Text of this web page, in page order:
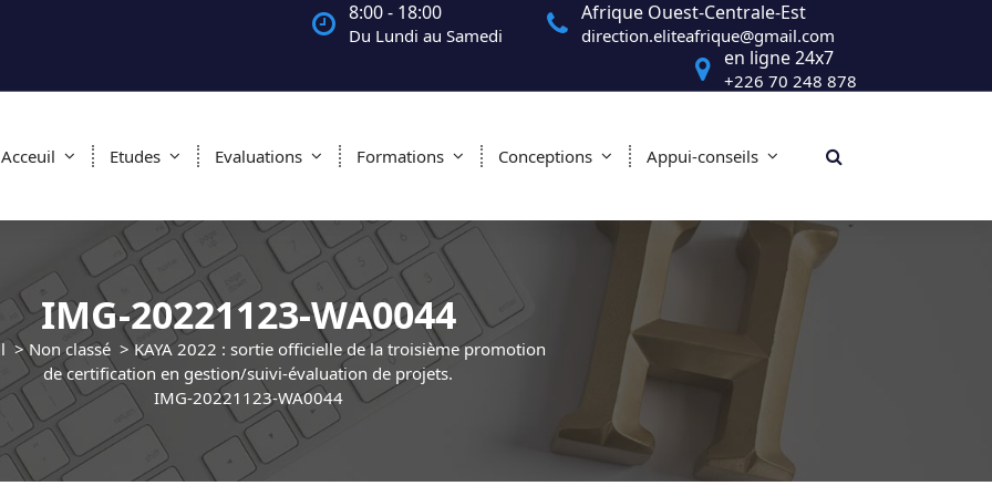
8:00 - 18:00
Du Lundi au Samedi
Afrique Ouest-Centrale-Est
direction.eliteafrique@gmail.com
en ligne 24x7
+226 70 248 878
Acceuil Etudes Evaluations Formations Conceptions Appui-conseils
IMG-20221123-WA0044
>Non classé>KAYA 2022 : sortie officielle de la troisième promotion
de certification en gestion/suivi-évaluation de projets.
IMG-20221123-WA0044